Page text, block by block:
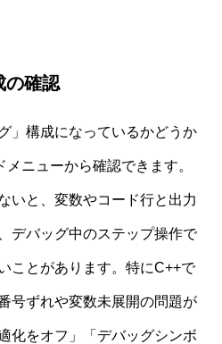
の確認
」構成になっているかどうか
ニューから確認できます。
いと、変数やコード行と出力
デバッグ中のステップ操作で
ことがあります。特にC++で
号ずれや変数未展開の問題が
化をオフ」「デバッグシンボ